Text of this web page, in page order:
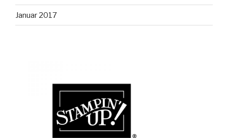
Januar 2017